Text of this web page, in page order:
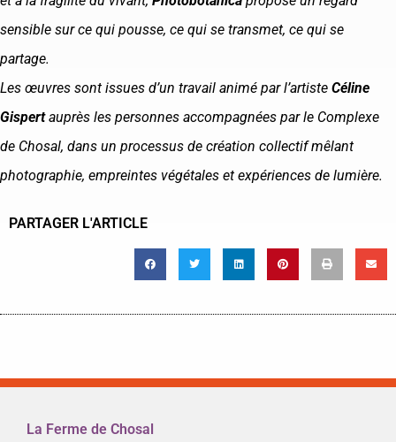
sensible sur ce qui pousse, ce qui se transmet, ce qui se
partage.
Les œuvres sont issues d’un travail animé par l’artiste Céline
Gispertauprès les personnes accompagnées par le Complexe
de Chosal, dans un processus de création collectif mêlant
photographie, empreintes végétales et expériences de lumière.
PARTAGER L'ARTICLE
La Ferme de Chosal